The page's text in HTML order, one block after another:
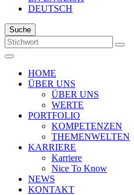
DEUTSCH
Suche
HOME
ÜBER UNS
ÜBER UNS
WERTE
PORTFOLIO
KOMPETENZEN
THEMENWELTEN
KARRIERE
Karriere
Nice To Know
NEWS
KONTAKT